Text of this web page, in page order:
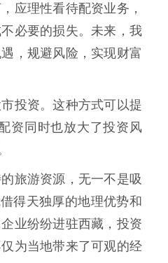
应理性看待配资业务，
必要的损失。未来，我
，规避风险，实现财富
投资。这种方式可以提
资同时也放大了投资风
旅游资源，无一不是吸
得天独厚的地理优势和
业纷纷进驻西藏，投资
为当地带来了可观的经